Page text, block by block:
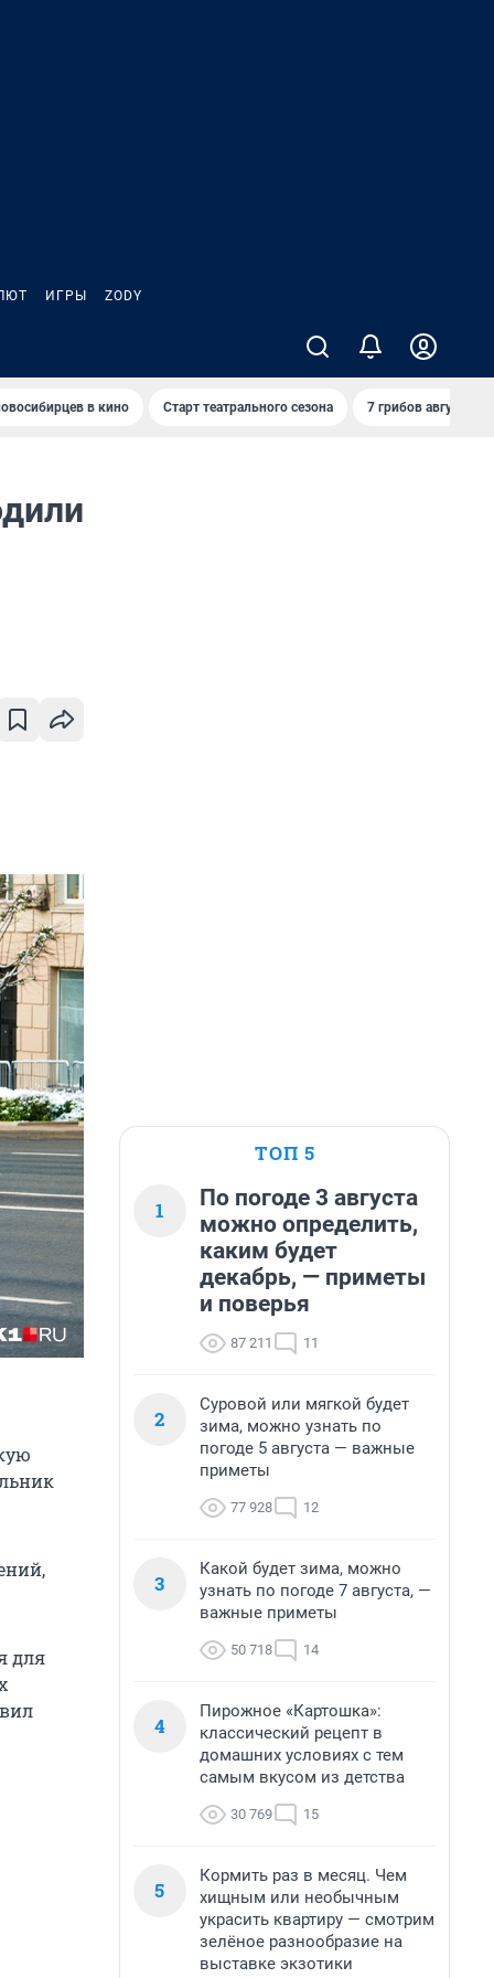
ИГРЫ ZODY
в кино Старт театрального сезона 7 грибов августа
для
ТОП 5
1
По погоде 3 августа
можно определить,
каким будет
декабрь, — приметы
и поверья
87 211 11
2
Суровой или мягкой будет
зима, можно узнать по
погоде 5 августа — важные
приметы
77 928 12
3
Какой будет зима, можно
узнать по погоде 7 августа, —
важные приметы
50 718 14
4
Пирожное «Картошка»:
классический рецепт в
домашних условиях с тем
самым вкусом из детства
30 769 15
5
Кормить раз в месяц. Чем
хищным или необычным
украсить квартиру — смотрим
зелёное разнообразие на
выставке экзотики